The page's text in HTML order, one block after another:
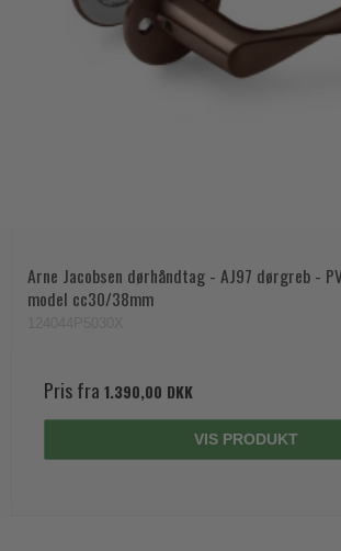
Arne Jacobsen dørhåndtag - AJ97 dørgreb -
model cc30/38mm
Pris fra 1.390,00 DKK
VIS PRODUKT